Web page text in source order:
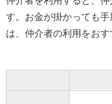
す。お金が掛かっても
は、仲介者の利用をおす